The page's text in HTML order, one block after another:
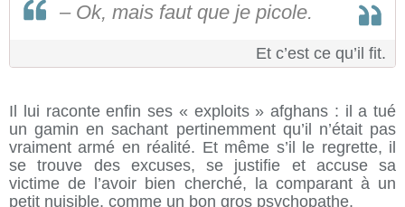
– Ok, mais faut que je picole.
Et c’est ce qu’il fit.
Il lui raconte enfin ses « exploits » afghans : il a tué
un gamin en sachant pertinemment qu’il n’était pas
vraiment armé en réalité. Et même s’il le regrette, il
se trouve des excuses, se justifie et accuse sa
victime de l’avoir bien cherché, la comparant à un
petit nuisible, comme un bon gros psychopathe.